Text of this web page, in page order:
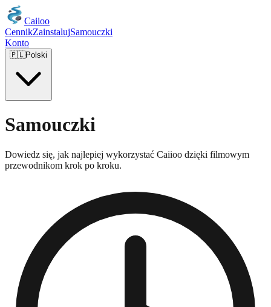
Caiioo
CennikZainstalujSamouczki
Konto
🇵🇱Polski
Samouczki
Dowiedz się, jak najlepiej wykorzystać Caiioo dzięki filmowym
przewodnikom krok po kroku.